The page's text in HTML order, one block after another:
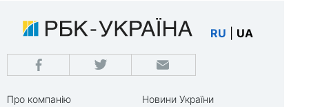
RU UA
Про компанію
Новини України